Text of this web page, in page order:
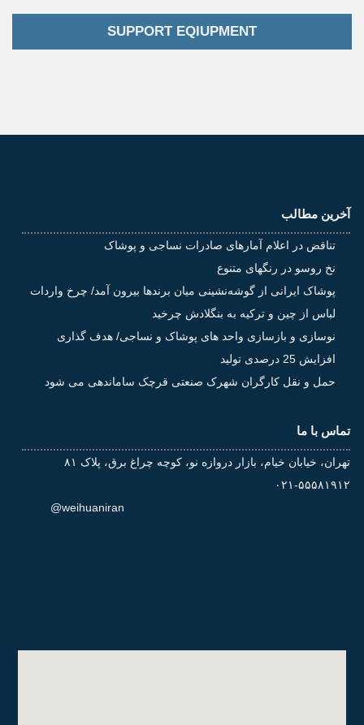
SUPPORT EQIUPMENT
آخرین مطالب
تناقض در اعلام آمارهای صادرات نساجی و پوشاک
نخ روسو در رنگهای متنوع
‌پوشاک ایرانی از گوشه‌نشینی میان برندها بیرون آمد/ چرخ واردات
لباس از چین و ترکیه به بنگلادش چرخید
نوسازی و بازسازی واحد های پوشاک و نساجی/ هدف گذاری
افزایش 25 درصدی تولید
حمل و نقل کارگران شهرک صنعتی قرچک ساماندهی می شود
تماس با ما
تهران، خیابان خیام، بازار دروازه نو، کوچه چراغ برق، پلاک ۸۱
۰۲۱-۵۵۵۸۱۹۱۲
@weihuaniran